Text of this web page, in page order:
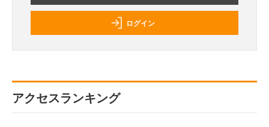
ログイン
アクセスランキング